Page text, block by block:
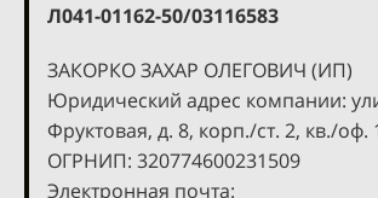
Л041-01162-50/03116583
ЗАКОРКО ЗАХАР ОЛЕГОВИЧ (ИП)
Юридический адрес компании:
Фруктовая, д. 8, корп./ст. 2, кв./оф.
ОГРНИП: 320774600231509
Электронная почта: